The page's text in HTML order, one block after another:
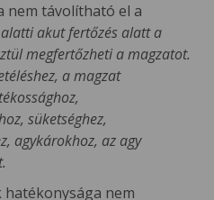
nem távolítható el a
alatti akut fertőzés alatt a
megfertőzheti a magzatot.
a magzat
süketséghez,
agykárokhoz, az agy
hatékonysága nem